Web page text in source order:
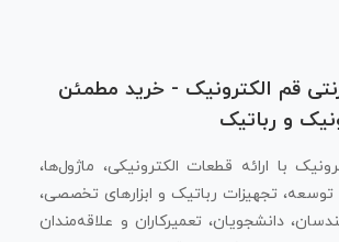
قم الکترونیک - خرید مطمئن
و رباتیک
با ارائه قطعات الکترونیکی، ماژول‌ها،
توسعه، تجهیزات رباتیک و ابزارهای تخصصی،
دانشجویان، تعمیرکاران و علاقه‌مندان